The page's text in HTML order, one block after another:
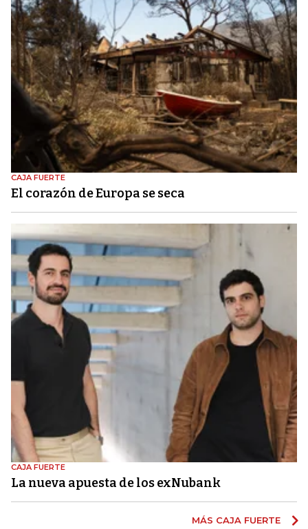
CAJA FUERTE
El corazón de Europa se seca
CAJA FUERTE
La nueva apuesta de los exNubank
MÁS CAJA FUERTE